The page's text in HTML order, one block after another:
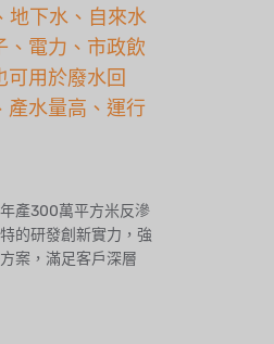
下水、自來水
、電力、市政飲
可用於廢水回
產水量高、運行
產300萬平方米反滲
的研發創新實力，強
案，滿足客戶深層